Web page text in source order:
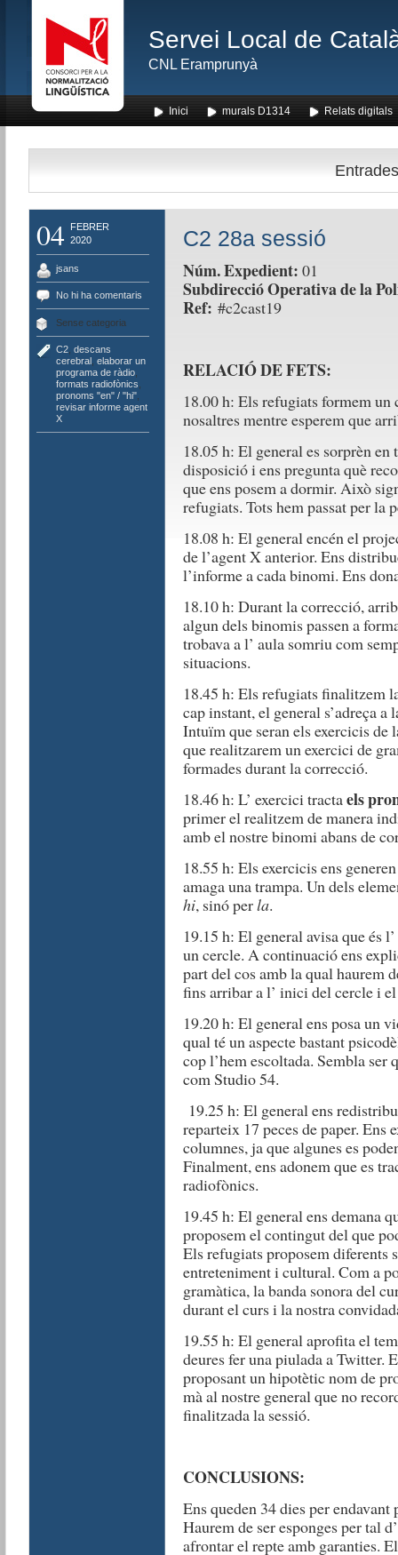
Servei Local de
CNL Eramprunyà
Inici murals D1314 Relats digitals
04
FEBRER
2020
jsans
No hi ha comentaris
Sense categoria
C2, descans
cerebral, elaborar un
programa de ràdio,
formats radiofònics
pronoms "en" / "hi",
revisar informe agent
X
C2 28a sessió
Núm. Expedient: 01
Subdirecció Operativa de la
Ref: #c2cast19
RELACIÓ DE FETS:
18.00 h: Els refugiats formem
nosaltres mentre esperem que
18.05 h: El general es sorprèn
disposició i ens pregunta què
que ens posem a dormir. Això
refugiats. Tots hem passat per la
18.08 h: El general encén el
de l’agent X anterior. Ens
l’informe a cada binomi. Ens
18.10 h: Durant la correcció,
algun dels binomis passen a
trobava a l’ aula somriu com
situacions.
18.45 h: Els refugiats finalitzem
cap instant, el general s’adreça
Intuïm que seran els exercicis de
que realitzarem un exercici de
formades durant la correcció.
18.46 h: L’ exercici tractaels
primer el realitzem de manera
amb el nostre binomi abans de
18.55 h: Els exercicis ens
amaga una trampa. Un dels
hi, sinó perla.
19.15 h: El general avisa que és
un cercle. A continuació ens
part del cos amb la qual haurem
fins arribar a l’ inici del cercle i
19.20 h: El general ens posa un
qual té un aspecte bastant
cop l’hem escoltada. Sembla
com Studio 54.
19.25 h: El general ens
reparteix 17 peces de paper. Ens
columnes, ja que algunes es
Finalment, ens adonem que es
radiofònics.
19.45 h: El general ens demana
proposem el contingut del que
Els refugiats proposem diferents
entreteniment i cultural. Com a
gramàtica, la banda sonora del
durant el curs i la nostra
19.55 h: El general aprofita el
deures fer una piulada a Twitter.
proposant un hipotètic nom de
mà al nostre general que no
finalitzada la sessió.
CONCLUSIONS:
Ens queden 34 dies per
Haurem de ser esponges per tal
afrontar el repte amb garanties.